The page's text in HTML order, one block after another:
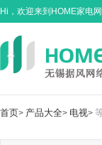
Hi，欢迎来到HOME家电网
首页> 产品大全> 电视>